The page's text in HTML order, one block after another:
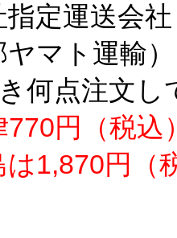
定運送会社
マト運輸）
何点注文し
円（税込
1,870円（